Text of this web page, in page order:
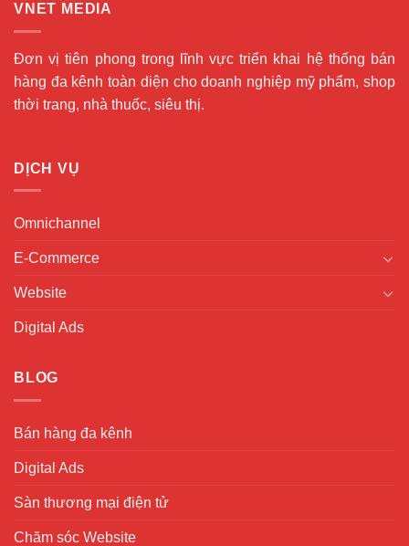
VNET MEDIA
Đơn vị tiên phong trong lĩnh vực triển khai hệ thống bán
hàng đa kênh toàn diện cho doanh nghiệp mỹ phẩm, shop
thời trang, nhà thuốc, siêu thị.
DỊCH VỤ
Omnichannel
E-Commerce
Website
Digital Ads
BLOG
Bán hàng đa kênh
Digital Ads
Sàn thương mại điện tử
Chăm sóc Website